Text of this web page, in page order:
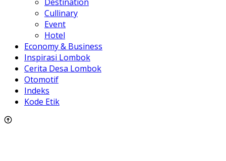
Cullinary
Event
Hotel
Economy & Business
Inspirasi Lombok
Cerita Desa Lombok
Otomotif
Indeks
Kode Etik